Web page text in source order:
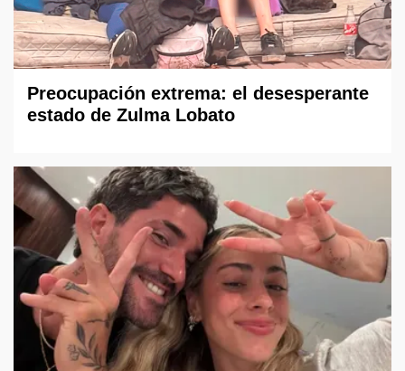
Preocupación extrema: el desesperante
estado de Zulma Lobato